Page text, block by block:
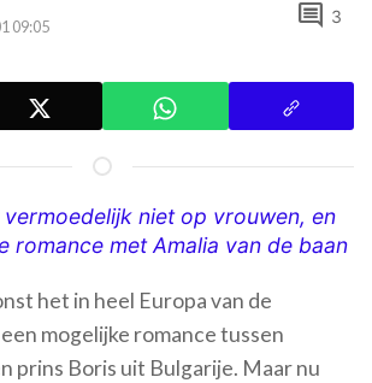
09:05
comment 3
niet op vrouwen, en
romance met Amalia van de baan
het in heel Europa van de
mogelijke romance tussen
prins Boris uit Bulgarije. Maar nu